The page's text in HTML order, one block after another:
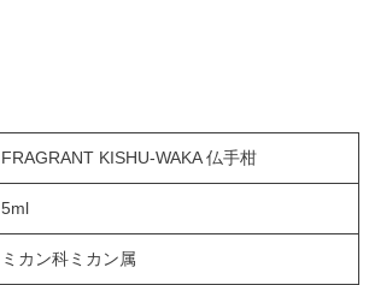
FRAGRANT KISHU-WAKA 仏手柑
5ml
ミカン科ミカン属